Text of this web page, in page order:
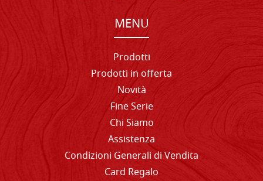
MENU
Prodotti
Prodotti in offerta
Novità
Fine Serie
Chi Siamo
Assistenza
Condizioni Generali di Vendita
Card Regalo